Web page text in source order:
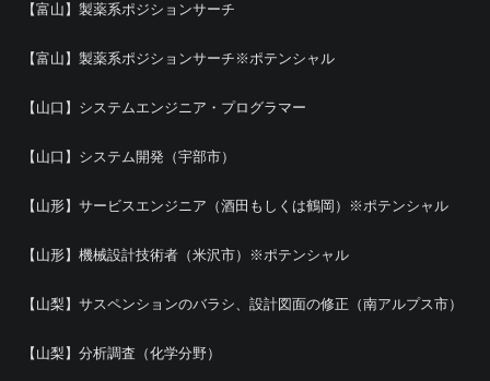
【富山】製薬系ポジションサーチ
【富山】製薬系ポジションサーチ※ポテンシャル
【山口】システムエンジニア・プログラマー
【山口】システム開発（宇部市）
【山形】サービスエンジニア（酒田もしくは鶴岡）※ポテンシャル
【山形】機械設計技術者（米沢市）※ポテンシャル
【山梨】サスペンションのバラシ、設計図面の修正（南アルプス市）
【山梨】分析調査（化学分野）